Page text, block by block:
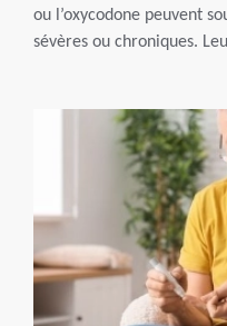
ou l’oxycodone peuvent
sévères ou chroniques.